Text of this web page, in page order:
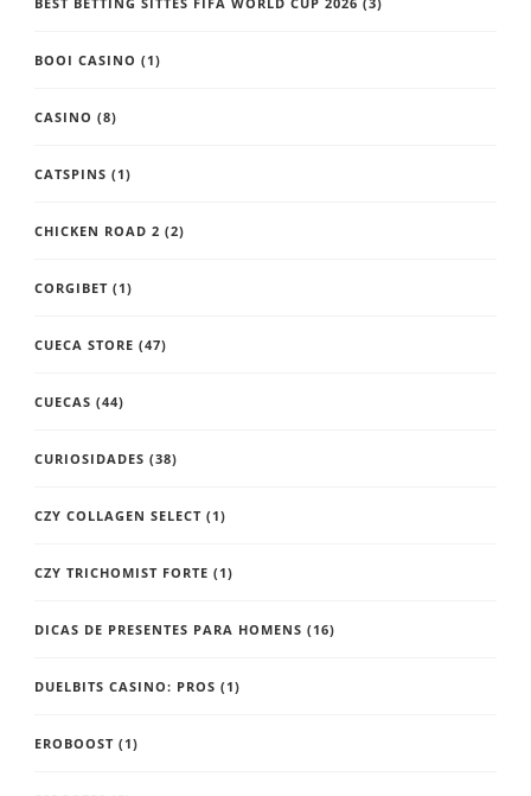
BOOI CASINO (1)
CASINO (8)
CATSPINS (1)
CHICKEN ROAD 2 (2)
CORGIBET (1)
CUECA STORE (47)
CUECAS (44)
CURIOSIDADES (38)
CZY COLLAGEN SELECT (1)
CZY TRICHOMIST FORTE (1)
DICAS DE PRESENTES PARA HOMENS (16)
DUELBITS CASINO: PROS (1)
EROBOOST (1)